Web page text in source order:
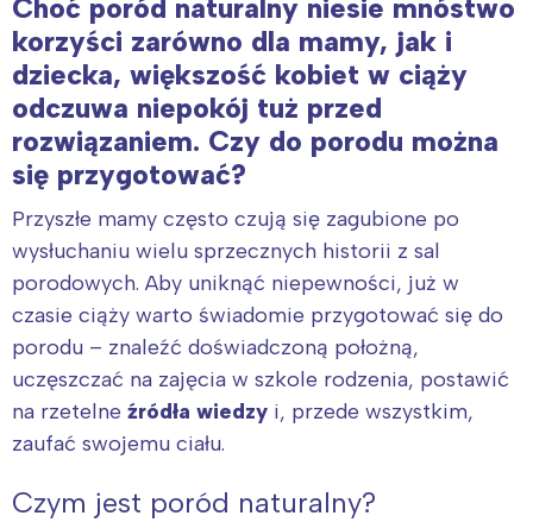
Choć poród naturalny niesie mnóstwo
korzyści zarówno dla mamy, jak i
dziecka, większość kobiet w ciąży
odczuwa niepokój tuż przed
rozwiązaniem. Czy do porodu można
się przygotować?
Przyszłe mamy często czują się zagubione po
wysłuchaniu wielu sprzecznych historii z sal
porodowych. Aby uniknąć niepewności, już w
czasie ciąży warto świadomie przygotować się do
porodu – znaleźć doświadczoną położną,
uczęszczać na zajęcia w szkole rodzenia, postawić
na rzetelne źródła wiedzy i, przede wszystkim,
zaufać swojemu ciału.
Czym jest poród naturalny?